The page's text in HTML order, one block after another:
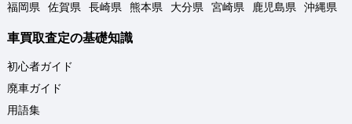
福岡県
佐賀県 長崎県 熊本県 大分県 宮崎県 鹿児島県 沖縄県
車買取査定の基礎知識
初心者ガイド
廃車ガイド
用語集